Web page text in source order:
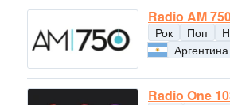
Radio AM
Рок Поп
Аргентина
Radio One